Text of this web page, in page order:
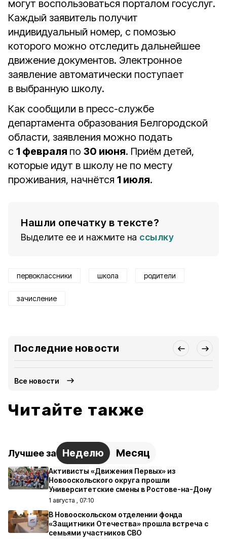
могут воспользоваться порталом госуслуг.
Каждый заявитель получит
индивидуальный номер, с помозью
которого можно отследить дальнейшее
движение документов. Электронное
заявление автоматически поступает
в выбранную школу.
Как сообщили в пресс-службе
департамента образования Белгородской
области, заявления можно подать
с 1 февраля по 30 июня. Приём детей,
которые идут в школу не по месту
проживания, начнётся 1 июля.
Нашли опечатку в тексте?
Выделите ее и нажмите на ссылку
первоклассники школа родители
зачисление
Последние новости
Все новости
Читайте также
Лучшее за Неделю Месяц
Активисты «Движения Первых» из
Новооскольского округа прошли
Университетские смены в Ростове-на-Дону
1 августа , 07:10
В Новооскольском отделении фонда
«Защитники Отечества» прошла встреча с
семьями участников СВО